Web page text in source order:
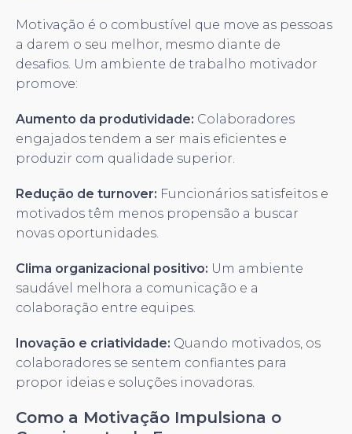
Motivação é o combustível que move as pessoas
a darem o seu melhor, mesmo diante de
desafios. Um ambiente de trabalho motivador
promove:
Aumento da produtividade: Colaboradores
engajados tendem a ser mais eficientes e
produzir com qualidade superior.
Redução de turnover: Funcionários satisfeitos e
motivados têm menos propensão a buscar
novas oportunidades.
Clima organizacional positivo: Um ambiente
saudável melhora a comunicação e a
colaboração entre equipes.
Inovação e criatividade: Quando motivados, os
colaboradores se sentem confiantes para
propor ideias e soluções inovadoras.
Como a Motivação Impulsiona o